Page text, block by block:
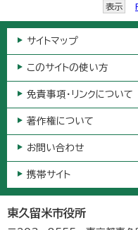
表示
サイトマップ
このサイトの使い方
免責事項・リンクについて
著作権について
お問い合わせ
携帯サイト
東久留米市役所